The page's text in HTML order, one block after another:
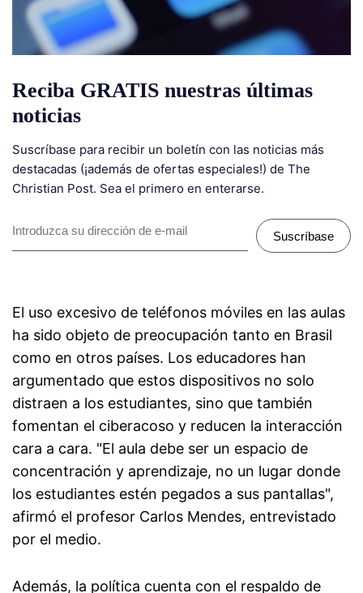
Reciba GRATIS nuestras últimas
noticias
Suscríbase para recibir un boletín con las noticias más
destacadas (¡además de ofertas especiales!) de The
Christian Post. Sea el primero en enterarse.
Suscríbase
El uso excesivo de teléfonos móviles en las aulas
ha sido objeto de preocupación tanto en Brasil
como en otros países. Los educadores han
argumentado que estos dispositivos no solo
distraen a los estudiantes, sino que también
fomentan el ciberacoso y reducen la interacción
cara a cara. "El aula debe ser un espacio de
concentración y aprendizaje, no un lugar donde
los estudiantes estén pegados a sus pantallas",
afirmó el profesor Carlos Mendes, entrevistado
por el medio.
Además, la política cuenta con el respaldo de